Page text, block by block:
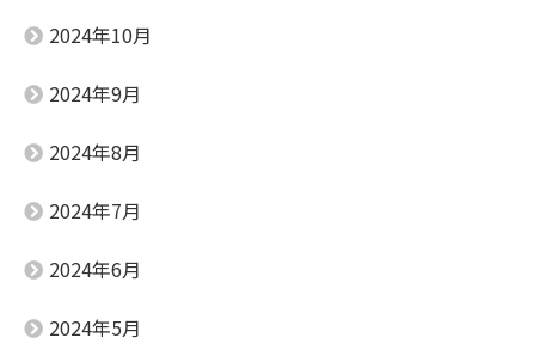
2024年10月
2024年9月
2024年8月
2024年7月
2024年6月
2024年5月